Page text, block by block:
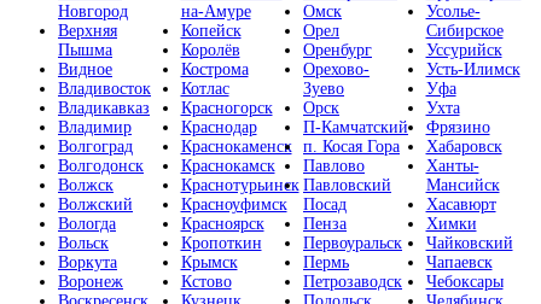
Новгород
Верхняя
Пышма
Видное
Владивосток
Владикавказ
Владимир
Волгоград
Волгодонск
Волжск
Волжский
Вологда
Вольск
Воркута
Воронеж
на-Амуре
Копейск
Королёв
Кострома
Котлас
Красногорск
Краснодар
Краснокаменск
Краснокамск
Краснотурьинск
Красноуфимск
Красноярск
Кропоткин
Крымск
Кстово
Омск
Орел
Оренбург
Орехово-
Зуево
Орск
П-Камчатский
п. Косая Гора
Павлово
Павловский
Посад
Пенза
Первоуральск
Пермь
Петрозаводск
Усолье-
Сибирское
Уссурийск
Усть-Илимск
Уфа
Ухта
Фрязино
Хабаровск
Ханты-
Мансийск
Хасавюрт
Химки
Чайковский
Чапаевск
Чебоксары